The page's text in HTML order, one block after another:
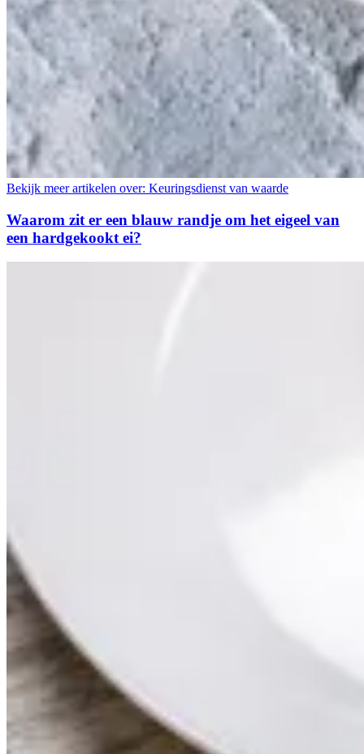
Bekijk meer artikelen over: Keuringsdienst van waarde
Waarom zit er een blauw randje om het eigeel van
een hardgekookt ei?